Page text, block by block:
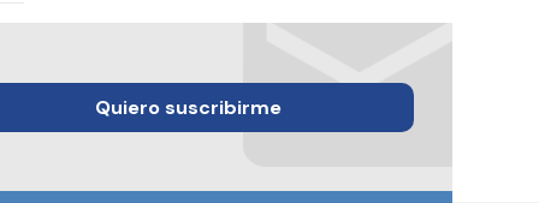
Quiero suscribirme